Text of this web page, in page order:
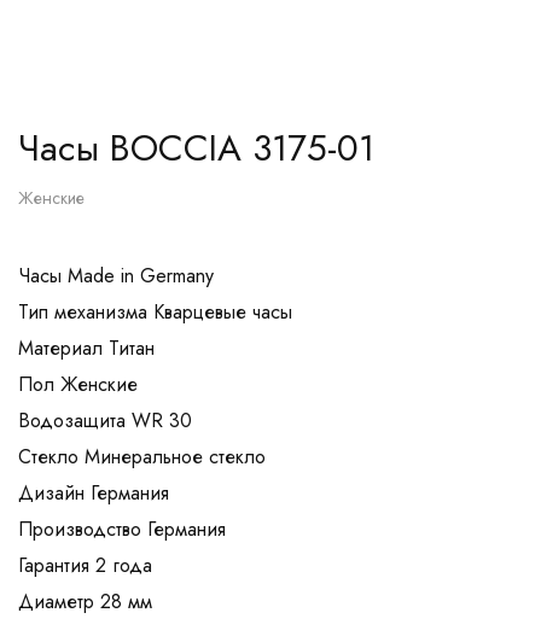
Часы BOCCIA 3175-01
Женские
Часы Made in Germany
Тип механизма Кварцевые часы
Материал Титан
Пол Женские
Водозащита WR 30
Стекло Минеральное стекло
Дизайн Германия
Производство Германия
Гарантия 2 года